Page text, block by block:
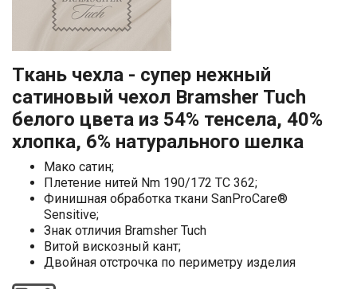
Ткань чехла - супер нежный
сатиновый чехол Bramsher Tuch
белого цвета из 54% тенсела, 40%
хлопка, 6% натурального шелка
Мако сатин;
Плетение нитей Nm 190/172 TC 362;
Финишная обработка ткани SanProCare®
Sensitive;
Знак отличия Bramsher Tuch
Витой вискозный кант;
Двойная отстрочка по периметру изделия